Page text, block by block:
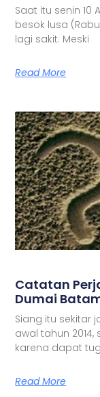
Saat itu senin 10
besok lusa
lagi sakit. Meski
Read More
Catatan
Dumai
Siang itu sekitar
awal tahun
karena dapat
Read More